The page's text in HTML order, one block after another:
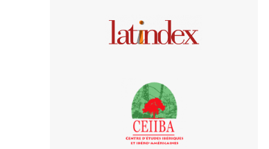
In collaboration with